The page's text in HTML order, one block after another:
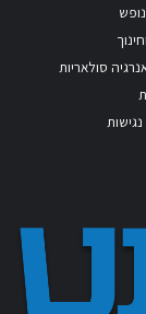
סולאריות